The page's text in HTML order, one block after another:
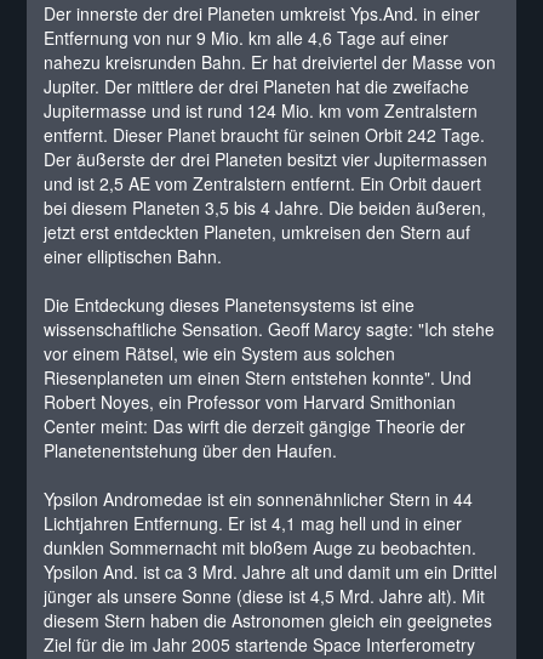
Der innerste der drei Planeten umkreist Yps.And. in einer
Entfernung von nur 9 Mio. km alle 4,6 Tage auf einer
nahezu kreisrunden Bahn. Er hat dreiviertel der Masse von
Jupiter. Der mittlere der drei Planeten hat die zweifache
Jupitermasse und ist rund 124 Mio. km vom Zentralstern
entfernt. Dieser Planet braucht für seinen Orbit 242 Tage.
Der äußerste der drei Planeten besitzt vier Jupitermassen
und ist 2,5 AE vom Zentralstern entfernt. Ein Orbit dauert
bei diesem Planeten 3,5 bis 4 Jahre. Die beiden äußeren,
jetzt erst entdeckten Planeten, umkreisen den Stern auf
einer elliptischen Bahn.
Die Entdeckung dieses Planetensystems ist eine
wissenschaftliche Sensation. Geoff Marcy sagte: "Ich stehe
vor einem Rätsel, wie ein System aus solchen
Riesenplaneten um einen Stern entstehen konnte". Und
Robert Noyes, ein Professor vom Harvard Smithonian
Center meint: Das wirft die derzeit gängige Theorie der
Planetenentstehung über den Haufen.
Ypsilon Andromedae ist ein sonnenähnlicher Stern in 44
Lichtjahren Entfernung. Er ist 4,1 mag hell und in einer
dunklen Sommernacht mit bloßem Auge zu beobachten.
Ypsilon And. ist ca 3 Mrd. Jahre alt und damit um ein Drittel
jünger als unsere Sonne (diese ist 4,5 Mrd. Jahre alt). Mit
diesem Stern haben die Astronomen gleich ein geeignetes
Ziel für die im Jahr 2005 startende Space Interferometry